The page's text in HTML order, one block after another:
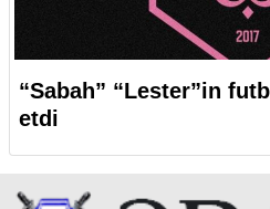
“Sabah” “Lester”in
etdi